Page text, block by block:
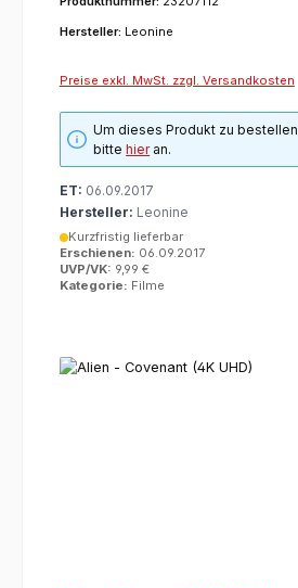
Hersteller: Leonine
Preise exkl. MwSt. zzgl. Versandkosten
Um dieses Produkt zu
bittehieran.
ET: 06.09.2017
Hersteller: Leonine
Kurzfristig lieferbar
Erschienen: 06.09.2017
UVP/VK: 9,99 €
Kategorie: Filme